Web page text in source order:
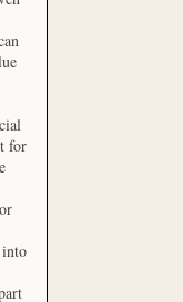
for
into